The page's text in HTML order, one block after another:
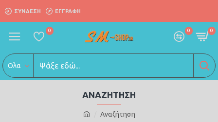
ΣΎΝΔΕΣΗ ΕΓΓΡΑΦΗ
0 0 0
Ολα
Αναζήτηση
ΑΝΑΖΉΤΗΣΗ